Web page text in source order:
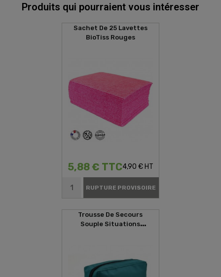
Produits qui pourraient vous intéresser
Sachet De 25 Lavettes
BioTiss Rouges
5,88 € TTC4,90 € HT
RUPTURE PROVISOIRE
Trousse De Secours
Souple Situations